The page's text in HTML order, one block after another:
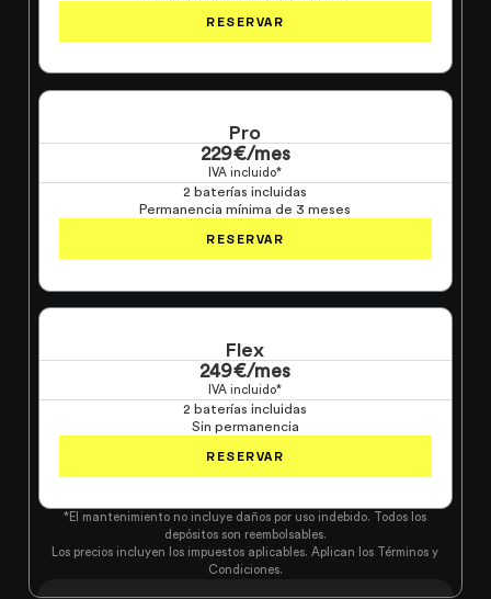
RESERVAR
Pro
229€/mes
IVA incluido*
2 baterías incluidas
Permanencia mínima de 3 meses
RESERVAR
Flex
249€/mes
IVA incluido*
2 baterías incluidas
Sin permanencia
RESERVAR
*El mantenimiento no incluye daños por uso indebido. Todos los
depósitos son reembolsables.
Los precios incluyen los impuestos aplicables. Aplican los Términos y
Condiciones.